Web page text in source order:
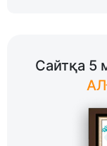
Сайтқа 5